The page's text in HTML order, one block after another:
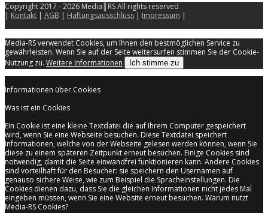
Copyright 2017 - 2026 Media║RS All rights reserved
| Kontakt | AGB | Haftungsausschluss | Impressum |
Media-RS verwendet Cookies, um Ihnen den bestmöglichen Service zu
gewährleisten. Wenn Sie auf der Seite weitersurfen stimmen Sie der Cookie-
Nutzung zu. Weitere Informationen Ich stimme zu
Informationen über Cookies
Was ist ein Cookies
Ein Cookie ist eine kleine Textdatei die auf Ihrem Computer gespeichert
wird, wenn Sie eine Webseite besuchen. Diese Textdatei speichert
Informationen, welche von der Webseite gelesen werden können, wenn Sie
diese zu einem späteren Zeitpunkt erneut besuchen. Einige Cookies sind
notwendig, damit die Seite einwandfrei funktionieren kann. Andere Cookies
sind vorteilhaft für den Besucher: sie speichern den Usernamen auf
genauso sichere Weise, wie zum Beispiel die Spracheinstellungen. Die
Cookies dienen dazu, dass Sie die gleichen Informationen nicht jedes Mal
eingeben müssen, wenn Sie eine Website erneut besuchen. Warum nutzt
Media-RS Cookies?